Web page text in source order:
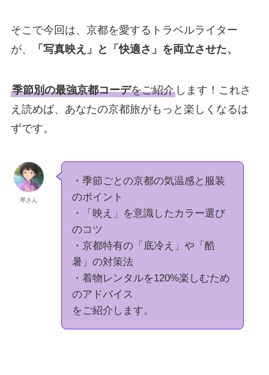
そこで今回は、京都を愛するトラベルライター
が、
「写真映え」と「快適さ」を両立させた、
季節別の最強京都コーデをご紹介します！これさ
え読めば、あなたの京都旅がもっと楽しくなるは
ずです。
琴さん
・季節ごとの京都の気温感と服装
のポイント
・「映え」を意識したカラー選び
のコツ
・京都特有の「底冷え」や「酷
暑」の対策法
・着物レンタルを120%楽しむため
のアドバイス
をご紹介します。